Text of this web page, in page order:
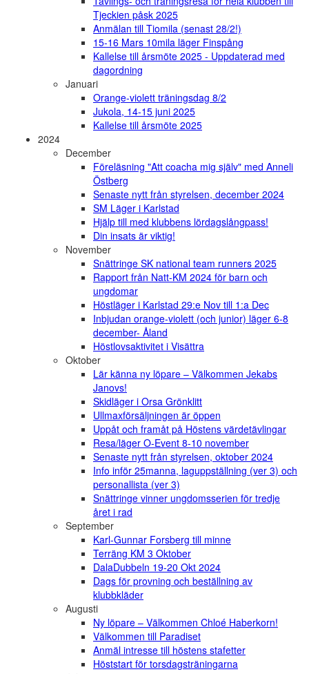
Tjeckien påsk 2025
Anmälan till Tiomila (senast 28/2!)
15-16 Mars 10mila läger Finspång
Kallelse till årsmöte 2025 - Uppdaterad med
dagordning
Januari
Orange-violett träningsdag 8/2
Jukola, 14-15 juni 2025
Kallelse till årsmöte 2025
2024
December
Föreläsning "Att coacha mig själv" med Anneli
Östberg
Senaste nytt från styrelsen, december 2024
SM Läger i Karlstad
Hjälp till med klubbens lördagslångpass!
Din insats är viktig!
November
Snättringe SK national team runners 2025
Rapport från Natt-KM 2024 för barn och
ungdomar
Höstläger i Karlstad 29:e Nov till 1:a Dec
Inbjudan orange-violett (och junior) läger 6-8
december- Åland
Höstlovsaktivitet i Visättra
Oktober
Lär känna ny löpare – Välkommen Jekabs
Janovs!
Skidläger i Orsa Grönklitt
Ullmaxförsäljningen är öppen
Uppåt och framåt på Höstens värdetävlingar
Resa/läger O-Event 8-10 november
Senaste nytt från styrelsen, oktober 2024
Info inför 25manna, laguppställning (ver 3) och
personallista (ver 3)
Snättringe vinner ungdomsserien för tredje
året i rad
September
Karl-Gunnar Forsberg till minne
Terräng KM 3 Oktober
DalaDubbeln 19-20 Okt 2024
Dags för provning och beställning av
klubbkläder
Augusti
Ny löpare – Välkommen Chloé Haberkorn!
Välkommen till Paradiset
Anmäl intresse till höstens stafetter
Höststart för torsdagsträningarna